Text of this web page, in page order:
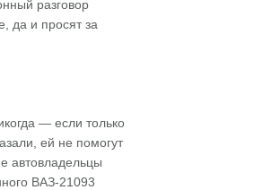
разговор
да и просят за
— если только
ей не помогут
автовладельцы
ВАЗ-21093